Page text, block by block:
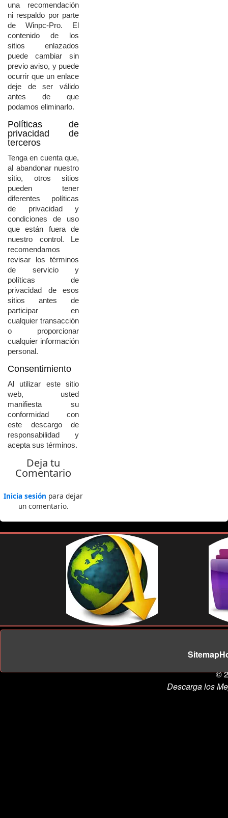
una recomendación
ni respaldo por parte
de Winpc-Pro. El
contenido de los
sitios enlazados
puede cambiar sin
previoaviso, y puede
ocurrir que un enlace
deje deserválido
antes de que
podamos eliminarlo.
Políticas de
privacidad de
terceros
Tengaen cuentaque,
al abandonar nuestro
sitio, otros sitios
pueden tener
diferentes políticas
de privacidad y
condiciones de uso
queestán fuerade
nuestro control. Le
recomendamos
revisar los términos
de servicio y
políticas de
privacidad de esos
sitios antes de
participar en
cualquier transacción
o proporcionar
cualquier información
personal.
Consentimiento
Al utilizar estesitio
web, usted
manifiesta su
conformidad con
este descargo de
responsabilidad y
acepta sus términos.
Deja tu
Comentario
Inicia sesión para dejar
un comentario.
Sitemap
©
Descarga los